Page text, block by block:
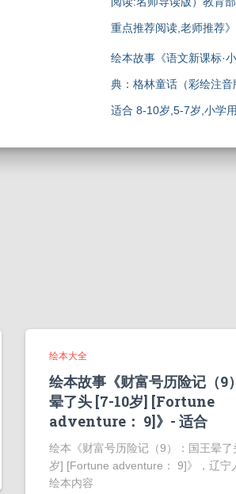
重点推荐阅读,老师推荐
绘本故事《语文新课标·
典：格林童话（彩绘注音
适合 8-10岁,5-7岁,小学
绘本大全
绘本故事《财富号历险记（9
晕了头 [7-10岁] [Fortune
adventure： 9]》- 适合
绘本《财富号历险记（9）：国王晕了
岁] [Fortune adventure： 9]》，辽宁
绘本内容